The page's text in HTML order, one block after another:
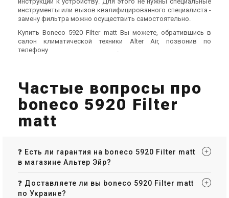
инструменты или вызов квалифицированного специалиста -
замену фильтра можно осуществить самостоятельно.
Купить Boneco 5920 Filter matt Вы можете, обратившись в
салон климатической техники Alter Air, позвонив по
телефону
.
Частые вопросы про
boneco 5920 Filter
matt
❓ Есть ли гарантия на boneco 5920 Filter matt
в магазине Альтер Эйр?
❓ Доставляете ли вы boneco 5920 Filter matt
по Украине?